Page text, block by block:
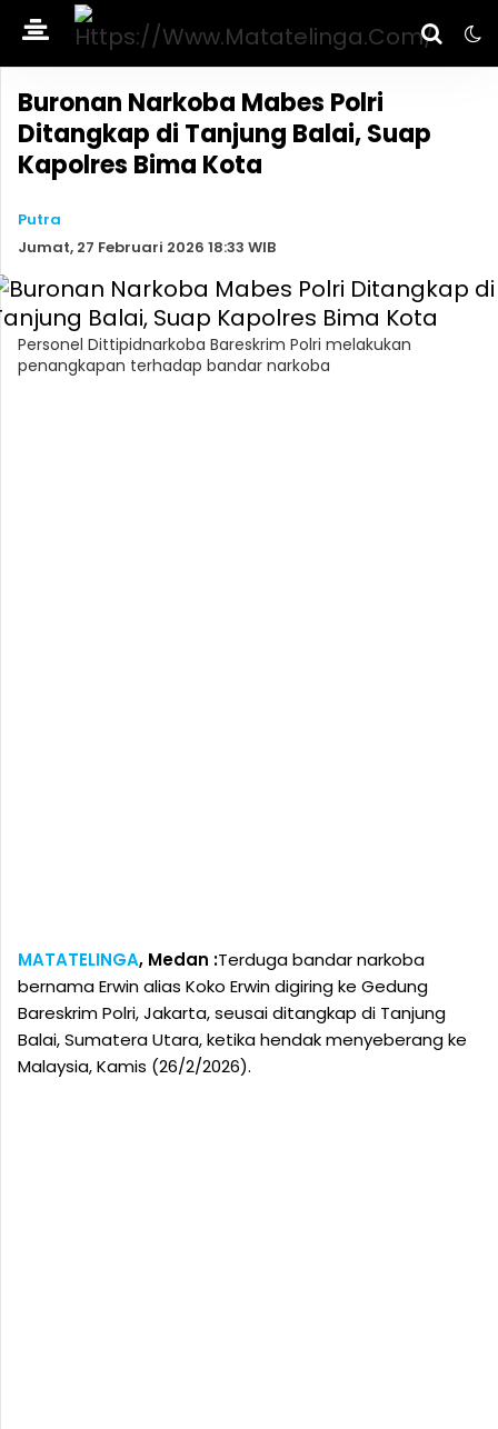
Buronan Narkoba Mabes Polri
Ditangkap di Tanjung Balai, Suap
Kapolres Bima Kota
Putra
Jumat, 27 Februari 2026 18:33 WIB
Personel Dittipidnarkoba Bareskrim Polri melakukan
penangkapan terhadap bandar narkoba
MATATELINGA, Medan :Terduga bandar narkoba
bernama Erwin alias Koko Erwin digiring ke Gedung
Bareskrim Polri, Jakarta, seusai ditangkap di Tanjung
Balai, Sumatera Utara, ketika hendak menyeberang ke
Malaysia, Kamis (26/2/2026).